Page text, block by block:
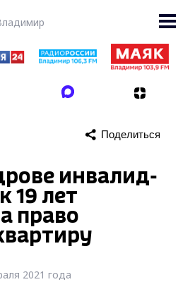
Поделиться
инвалид-
19 лет
право
2021 года